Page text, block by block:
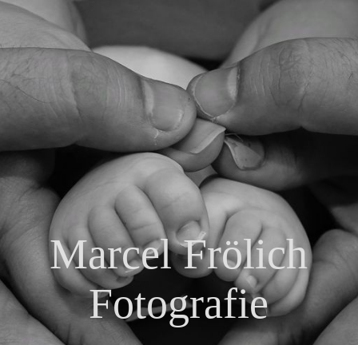
Marcel Frölich
Fotografie
Startseite
Über mich
Leistungen
Foto-Workshop
Liebesgeschichten